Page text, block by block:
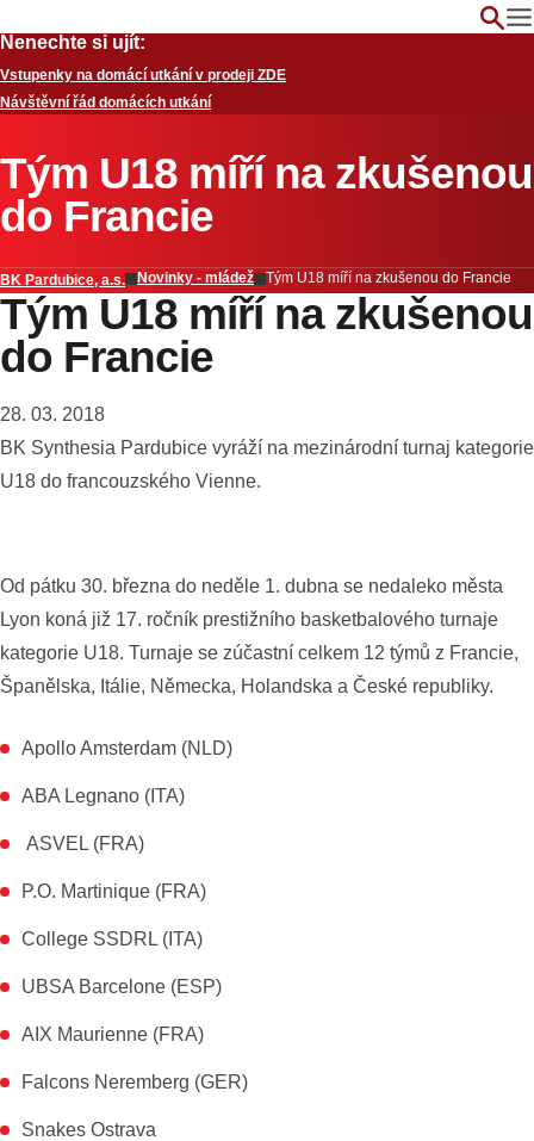
Nenechte si ujít:
Vstupenky na domácí utkání v prodeji ZDE
Návštěvní řád domácích utkání
Tým U18 míří na zkušenou
do Francie
BK Pardubice, a.s. Novinky - mládež Tým U18 míří na zkušenou do Francie
Tým U18 míří na zkušenou
do Francie
28. 03. 2018
BK Synthesia Pardubice vyráží na mezinárodní turnaj kategorie
U18 do francouzského Vienne.
Od pátku 30. března do neděle 1. dubna se nedaleko města
Lyon koná již 17. ročník prestižního basketbalového turnaje
kategorie U18. Turnaje se zúčastní celkem 12 týmů z Francie,
Španělska, Itálie, Německa, Holandska a České republiky.
Apollo Amsterdam (NLD)
ABA Legnano (ITA)
ASVEL (FRA)
P.O. Martinique (FRA)
College SSDRL (ITA)
UBSA Barcelone (ESP)
AIX Maurienne (FRA)
Falcons Neremberg (GER)
Snakes Ostrava